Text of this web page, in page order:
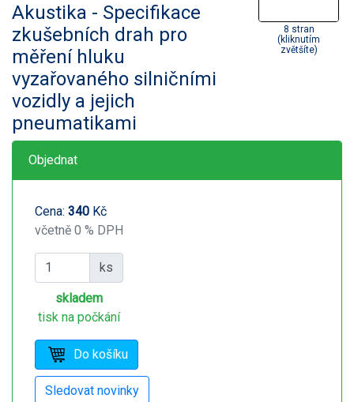
Akustika - Specifikace
zkušebních drah pro
měření hluku
vyzařovaného silničními
vozidly a jejich
pneumatikami
8 stran
(kliknutím
zvětšíte)
Objednat
Cena: 340 Kč
včetně 0 % DPH
ks
skladem
tisk na počkání